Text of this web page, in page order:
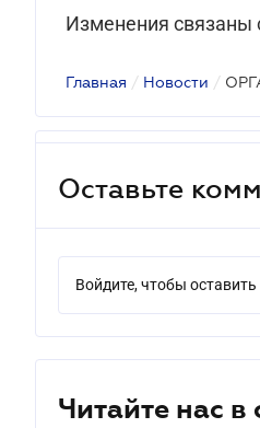
Изменения связаны
Главная / Новости /
Оставьте
Войдите, чтобы
Читайте нас в